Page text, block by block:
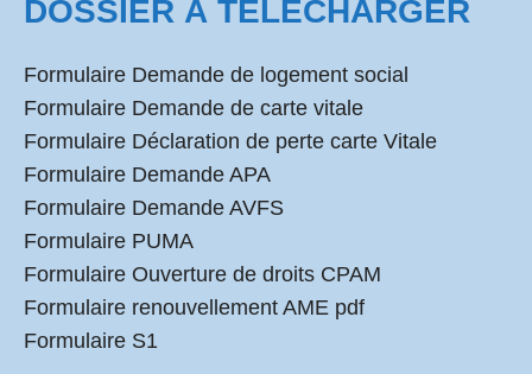
DOSSIER À TÉLÉCHARGER
Formulaire Demande de logement social
Formulaire Demande de carte vitale
Formulaire Déclaration de perte carte Vitale
Formulaire Demande APA
Formulaire Demande AVFS
Formulaire PUMA
Formulaire Ouverture de droits CPAM
Formulaire renouvellement AME pdf
Formulaire S1